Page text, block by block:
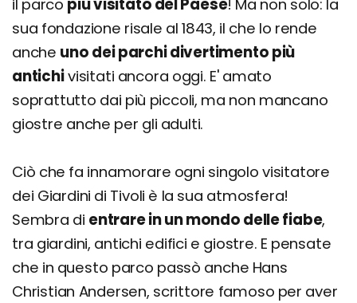
il parco più visitato del Paese! Ma non solo: la
sua fondazione risale al 1843, il che lo rende
anche uno dei parchi divertimento più
antichivisitati ancora oggi. E' amato
soprattutto dai più piccoli, ma non mancano
giostre anche per gli adulti.
Ciò che fa innamorare ogni singolo visitatore
dei Giardini di Tivoli è la sua atmosfera!
Sembra di entrare in un mondo delle fiabe,
tra giardini, antichi edifici e giostre. E pensate
che in questo parco passò anche Hans
Christian Andersen, scrittore famoso per aver